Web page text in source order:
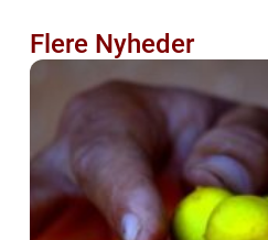
Flere Nyheder